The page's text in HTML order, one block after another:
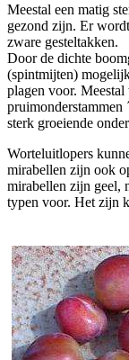
Meestal een matig
gezond zijn. Er
zware gesteltakken.
Door de dichte
(spintmijten)
plagen voor.
pruimonderstammen
sterk groeiende
Worteluitlopers
mirabellen zijn ook
mirabellen zijn geel,
typen voor. Het zijn